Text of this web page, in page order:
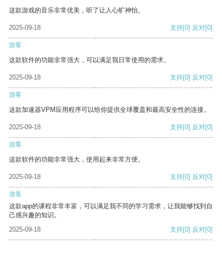
这款游戏的音乐非常优美，听了让人心旷神怡。
2025-09-18 支持[0] 反对[0]
游客
这款软件的功能非常强大，可以满足我日常使用的需求。
2025-09-18 支持[0] 反对[0]
游客
这款加速器VPM应用程序可以给你提供全球覆盖和最高安全性的连接。
2025-09-18 支持[0] 反对[0]
游客
这款软件的功能非常强大，使用起来非常方便。
2025-09-18 支持[0] 反对[0]
游客
这款app的课程非常丰富，可以满足我不同的学习需求，让我能够找到自
己感兴趣的知识。
2025-09-18
支持[0] 反对[0]